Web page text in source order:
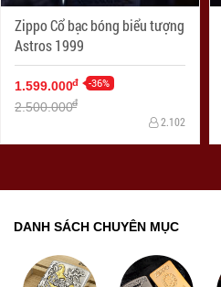
Zippo Cổ bạc bóng biểu tượng
Astros 1999
1.599.000đ -36%
2.500.000đ
2.102
DANH SÁCH CHUYÊN MỤC